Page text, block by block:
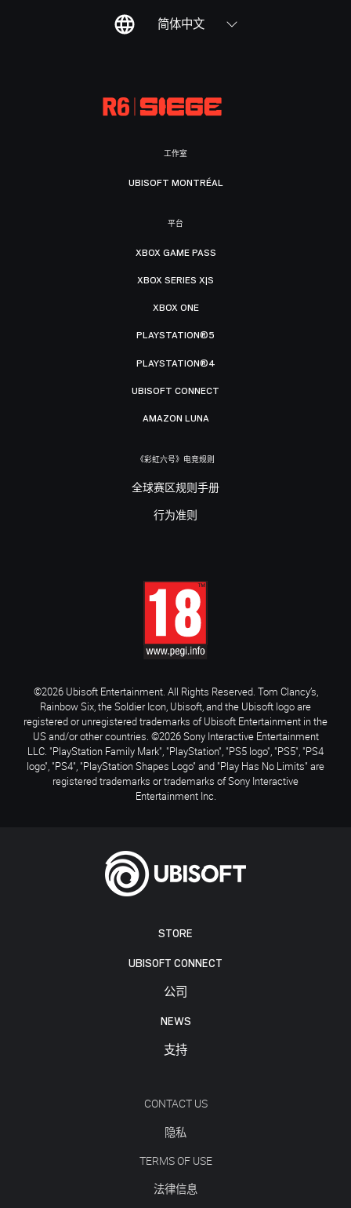
简体中文
STORE
UBISOFT CONNECT
公司
NEWS
支持
CONTACT US
隐私
TERMS OF USE
法律信息
工作室
UBISOFT MONTRÉAL
平台
XBOX GAME PASS
XBOX SERIES X|S
XBOX ONE
PLAYSTATION®5
PLAYSTATION®4
UBISOFT CONNECT
AMAZON LUNA
《彩虹六号》电竞规则
全球赛区规则手册
行为准则
©2026 Ubisoft Entertainment. All Rights Reserved. Tom Clancy’s,
Rainbow Six, the Soldier Icon, Ubisoft, and the Ubisoft logo are
registered or unregistered trademarks of Ubisoft Entertainment in the
US and/or other countries. ©2026 Sony Interactive Entertainment
LLC. "PlayStation Family Mark", "PlayStation", "PS5 logo", "PS5", "PS4
logo", "PS4", "PlayStation Shapes Logo" and "Play Has No Limits" are
registered trademarks or trademarks of Sony Interactive
Entertainment Inc.